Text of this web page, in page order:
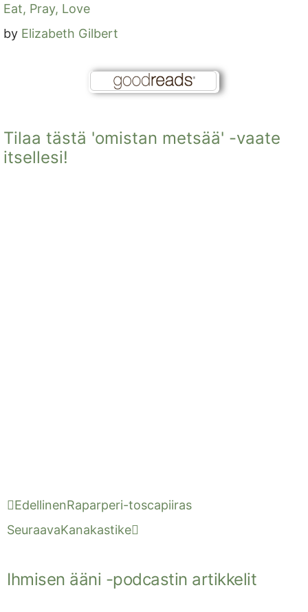
Eat, Pray, Love
by Elizabeth Gilbert
Tilaa tästä 'omistan metsää' -vaate
itsellesi!
EdellinenRaparperi-toscapiiras
SeuraavaKanakastike
Ihmisen ääni -podcastin artikkelit